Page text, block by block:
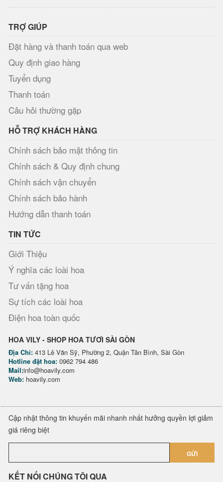
TRỢ GIÚP
Đặt hàng và thanh toán qua web
Quy định giao hàng
Tuyển dụng
Thanh toán
Câu hỏi thường gặp
HỖ TRỢ KHÁCH HÀNG
Chính sách bảo mật thông tin
Chính sách & Quy định chung
Chính sách vận chuyển
Chính sách bảo hành
Hướng dẫn thanh toán
TIN TỨC
Giới Thiệu
Ý nghĩa các loài hoa
Tư vấn tặng hoa
Sự tích các loài hoa
Điện hoa toàn quốc
HOA VILY - SHOP HOA TƯƠI SÀI GÒN
Địa Chỉ: 413 Lê Văn Sỹ, Phường 2, Quận Tân Bình, Sài Gòn
Hotline đặt hoa: 0962 794 486
Mail:info@hoavily.com
Web: hoavily.com
Cập nhật thông tin khuyến mãi nhanh nhất hưởng quyền lợi giảm
giá riêng biệt
GỬI
KẾT NỐI CHÚNG TÔI QUA